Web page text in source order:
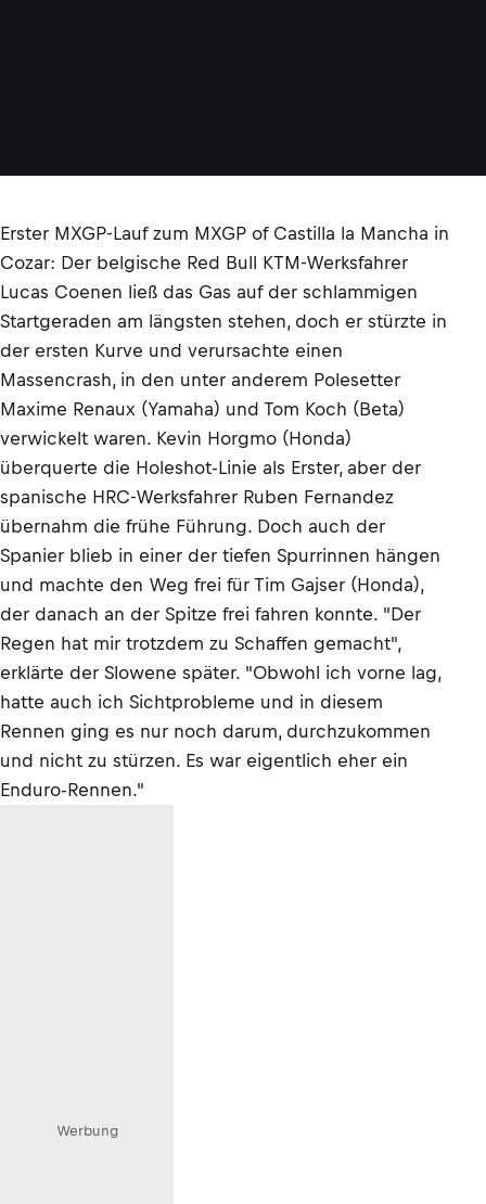
Erster MXGP-Lauf zum MXGP of Castilla la Mancha in
Cozar: Der belgische Red Bull KTM-Werksfahrer
Lucas Coenen ließ das Gas auf der schlammigen
Startgeraden am längsten stehen, doch er stürzte in
der ersten Kurve und verursachte einen
Massencrash, in den unter anderem Polesetter
Maxime Renaux (Yamaha) und Tom Koch (Beta)
verwickelt waren. Kevin Horgmo (Honda)
überquerte die Holeshot-Linie als Erster, aber der
spanische HRC-Werksfahrer Ruben Fernandez
übernahm die frühe Führung. Doch auch der
Spanier blieb in einer der tiefen Spurrinnen hängen
und machte den Weg frei für Tim Gajser (Honda),
der danach an der Spitze frei fahren konnte. "Der
Regen hat mir trotzdem zu Schaffen gemacht",
erklärte der Slowene später. "Obwohl ich vorne lag,
hatte auch ich Sichtprobleme und in diesem
Rennen ging es nur noch darum, durchzukommen
und nicht zu stürzen. Es war eigentlich eher ein
Enduro-Rennen."
Werbung